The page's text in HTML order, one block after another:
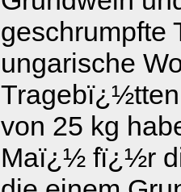
geschrumpfte
ungarische
von 25 kg
Maï¿½ fï¿½r